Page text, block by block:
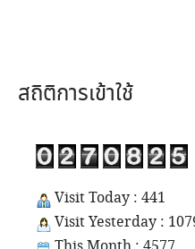
สถิติการเข้าใช้
Visit Today : 441
Visit Yesterday :